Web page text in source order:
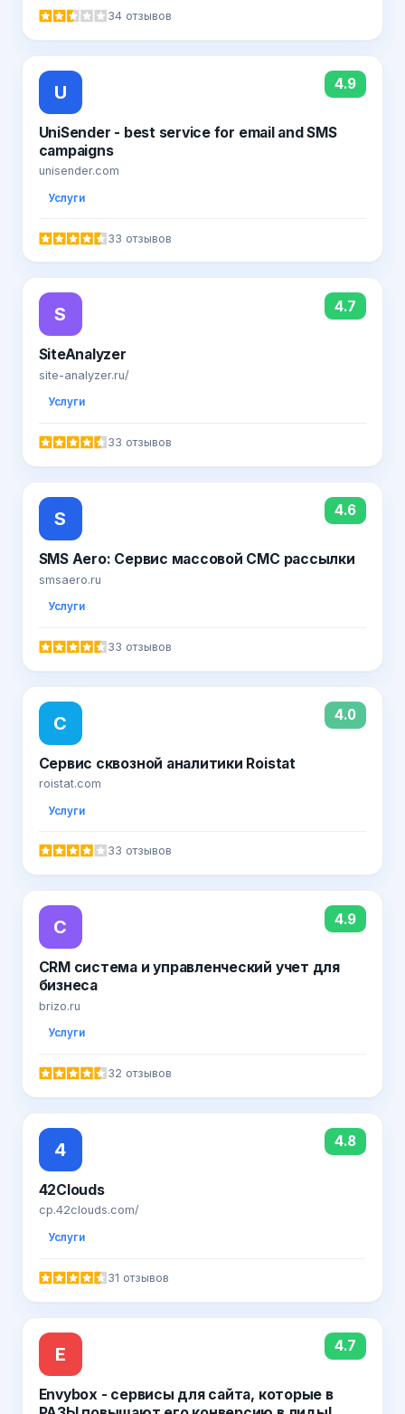
34 отзывов
U 4.9
UniSender - best service for email and SMS
campaigns
unisender.com
Услуги
33 отзывов
S 4.7
SiteAnalyzer
site-analyzer.ru/
Услуги
33 отзывов
S 4.6
SMS Aero: Сервис массовой СМС рассылки
smsaero.ru
Услуги
33 отзывов
С 4.0
Сервис сквозной аналитики Roistat
roistat.com
Услуги
33 отзывов
C 4.9
CRM система и управленческий учет для
бизнеса
brizo.ru
Услуги
32 отзывов
4 4.8
42Clouds
cp.42clouds.com/
Услуги
31 отзывов
E 4.7
Envybox - сервисы для сайта, которые в